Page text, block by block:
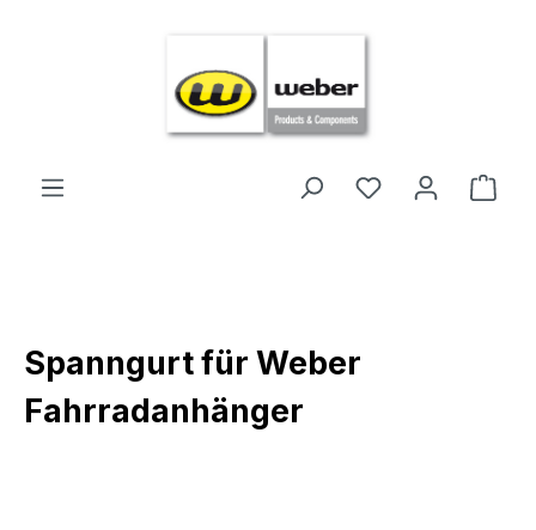
Spanngurt für Weber
Fahrradanhänger